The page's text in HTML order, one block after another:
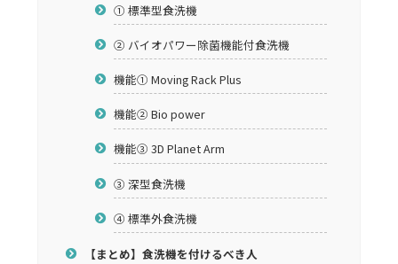
① 標準型食洗機
② バイオパワー除菌機能付食洗機
機能① Moving Rack Plus
機能② Bio power
機能③ 3D Planet Arm
③ 深型食洗機
④ 標準外食洗機
【まとめ】食洗機を付けるべき人